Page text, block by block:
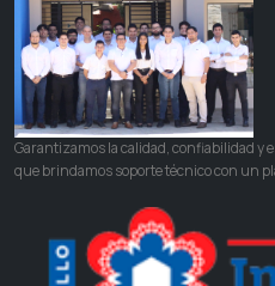
Garantizamos la calidad, confiabilidad y
que brindamos soporte técnico con un